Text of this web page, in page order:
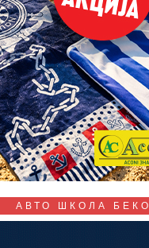
АВТО ШКОЛА БЕКО